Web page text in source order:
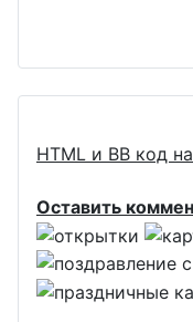
HTML и BB код
Оставить